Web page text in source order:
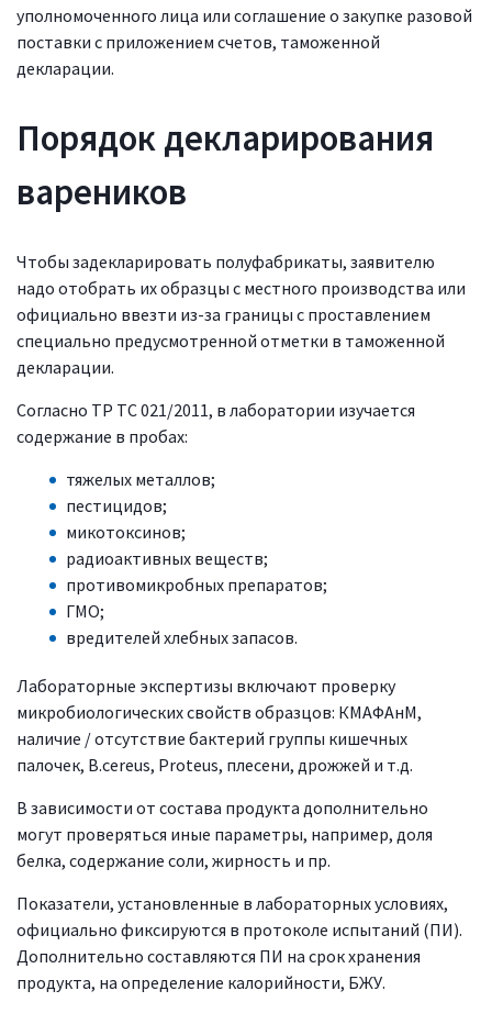
уполномоченного лица или соглашение о закупке разовой
поставки с приложением счетов, таможенной
декларации.
Порядок декларирования
вареников
Чтобы задекларировать полуфабрикаты, заявителю
надо отобрать их образцы с местного производства или
официально ввезти из-за границы с проставлением
специально предусмотренной отметки в таможенной
декларации.
Согласно ТР ТС 021/2011, в лаборатории изучается
содержание в пробах:
тяжелых металлов;
пестицидов;
микотоксинов;
радиоактивных веществ;
противомикробных препаратов;
ГМО;
вредителей хлебных запасов.
Лабораторные экспертизы включают проверку
микробиологических свойств образцов: КМАФАнМ,
наличие / отсутствие бактерий группы кишечных
палочек, B.cereus, Proteus, плесени, дрожжей и т.д.
В зависимости от состава продукта дополнительно
могут проверяться иные параметры, например, доля
белка, содержание соли, жирность и пр.
Показатели, установленные в лабораторных условиях,
официально фиксируются в протоколе испытаний (ПИ).
Дополнительно составляются ПИ на срок хранения
продукта, на определение калорийности, БЖУ.